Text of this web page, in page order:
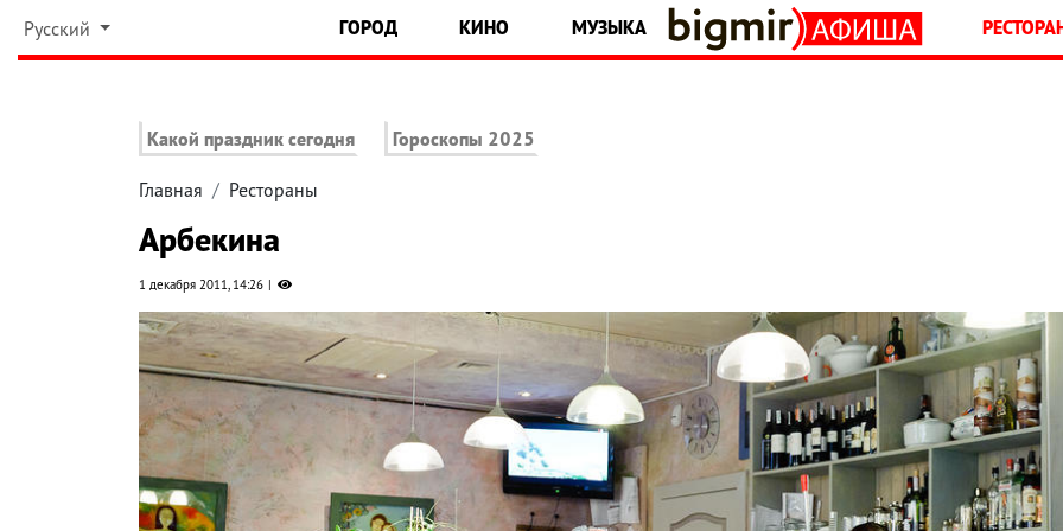
Русский ГОРОД КИНО МУЗЫКА
Какой праздник сегодня Гороскопы 2025
Главная Рестораны
Арбекина
1 декабря 2011, 14:26